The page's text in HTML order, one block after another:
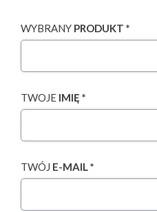
WYBRANY PRODUKT *
TWOJE IMIĘ *
TWÓJ E-MAIL *